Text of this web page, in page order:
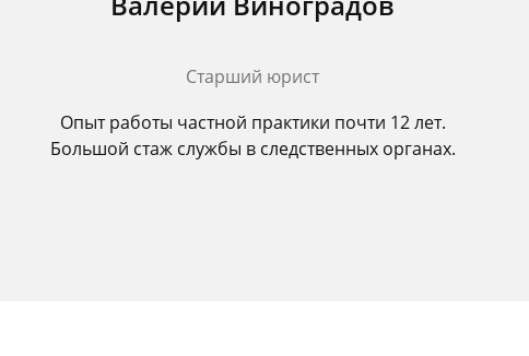
Старший юрист
Опыт работы частной практики почти 12 лет.
Большой стаж службы в следственных органах.